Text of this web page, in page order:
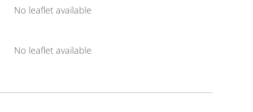
No leaflet available
No leaflet available